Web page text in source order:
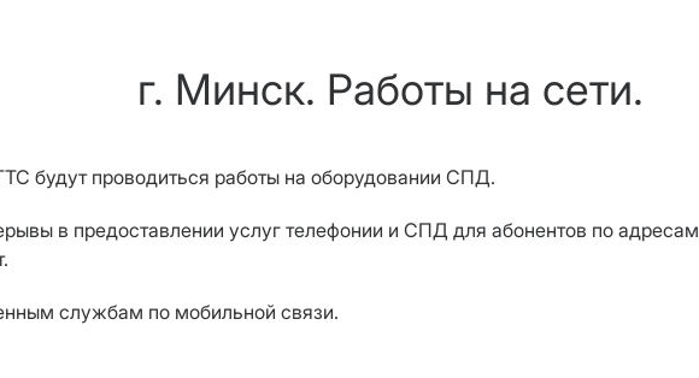
г. Минск. Работы на сети.
будут проводиться работы на оборудовании СПД.
в предоставлении услуг телефонии и СПД для абонентов по адресам
службам по мобильной связи.